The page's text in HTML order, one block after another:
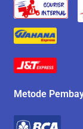
Metode